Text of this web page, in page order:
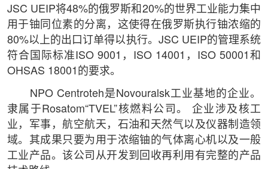
JSC UEIP将48%的俄罗斯和20%的世界工业能力集中
用于铀同位素的分离，这使得在俄罗斯执行铀浓缩的
80%以上的出口订单得以执行。JSC UEIP的管理系统
符合国际标准ISO 9001，ISO 14001，ISO 50001和
OHSAS 18001的要求。
NPO Centroteh是Novouralsk工业基地的企业。
隶属于Rosatom“TVEL”核燃料公司。 企业涉及核工
业，军事，航空航天，石油和天然气以及仪器制造领
域。其成果只要为用于浓缩铀的气体离心机以及一般
工业产品。该公司从开发到回收再利用有完整的产品